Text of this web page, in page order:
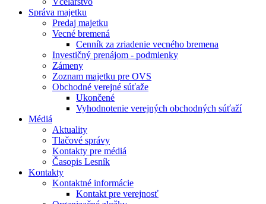
Správa majetku
Predaj majetku
Vecné bremená
Cenník za zriadenie vecného bremena
Investičný prenájom - podmienky
Zámeny
Zoznam majetku pre OVS
Obchodné verejné súťaže
Ukončené
Vyhodnotenie verejných obchodných súťaží
Médiá
Aktuality
Tlačové správy
Kontakty pre médiá
Časopis Lesník
Kontakty
Kontaktné informácie
Kontakt pre verejnosť